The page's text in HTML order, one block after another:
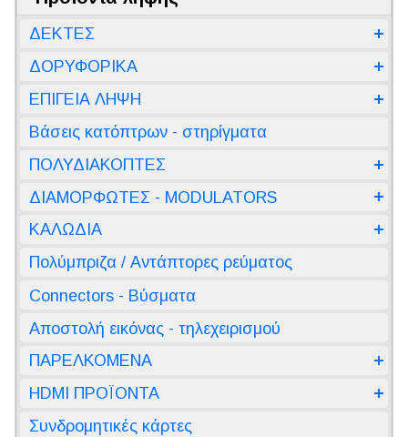
ΔΕΚΤΕΣ
ΔΟΡΥΦΟΡΙΚΑ
ΕΠΙΓΕΙΑ ΛΗΨΗ
Βάσεις κατόπτρων - στηρίγματα
ΠΟΛΥΔΙΑΚΟΠΤΕΣ
ΔΙΑΜΟΡΦΩΤΕΣ - MODULATORS
ΚΑΛΩΔΙΑ
Πολύμπριζα / Αντάπτορες ρεύματος
Connectors - Βύσματα
Αποστολή εικόνας - τηλεχειρισμού
ΠΑΡΕΛΚΟΜΕΝΑ
HDMI ΠΡΟΪΟΝΤΑ
Συνδρομητικές κάρτες